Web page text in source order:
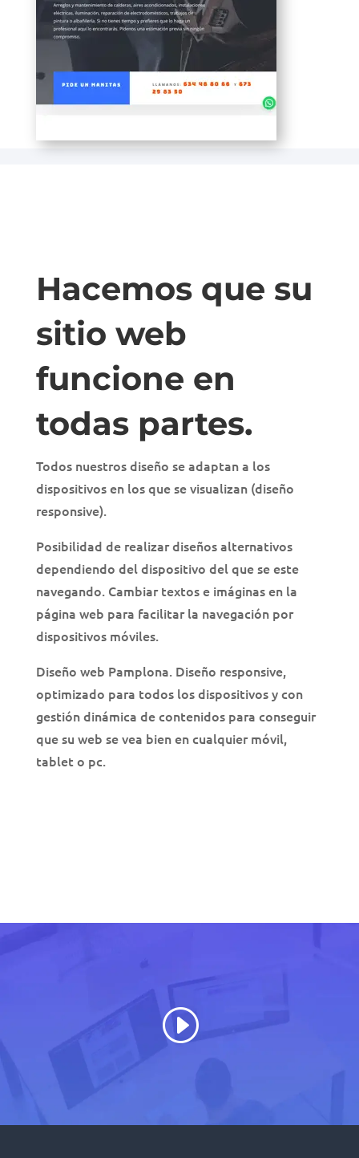
Hacemos que su
sitio web
funcione en
todas partes.
Todos nuestros diseño se adaptan a los
dispositivos en los que se visualizan (diseño
responsive).
Posibilidad de realizar diseños alternativos
dependiendo del dispositivo del que se este
navegando. Cambiar textos e imáginas en la
página web para facilitar la navegación por
dispositivos móviles.
Diseño web Pamplona. Diseño responsive,
optimizado para todos los dispositivos y con
gestión dinámica de contenidos para conseguir
que su web se vea bien en cualquier móvil,
tablet o pc.